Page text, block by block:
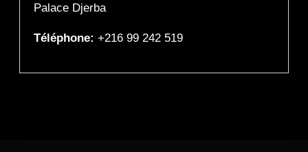
Palace Djerba
Téléphone: +216 99 242 519